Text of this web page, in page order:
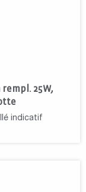
rempl. 25W,
indicatif